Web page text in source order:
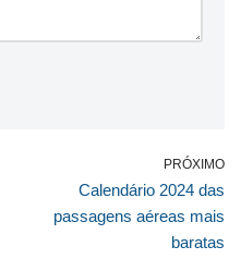
PRÓXIMO
Calendário 2024 das
passagens aéreas mais
baratas